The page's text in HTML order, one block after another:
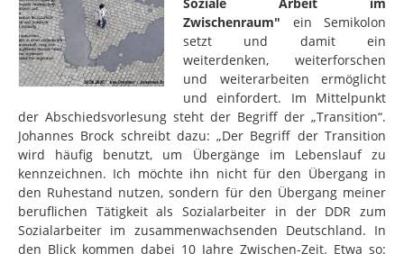
Zwischenraum" ein Semikolon
setzt und damit ein
weiterdenken, weiterforschen
und weiterarbeiten ermöglicht
und einfordert. Im Mittelpunkt
der Abschiedsvorlesung steht der Begriff der „Transition“.
Johannes Brock schreibt dazu: „Der Begriff der Transition
wird häufig benutzt, um Übergänge im Lebenslauf zu
kennzeichnen. Ich möchte ihn nicht für den Übergang in
den Ruhestand nutzen, sondern für den Übergang meiner
beruflichen Tätigkeit als Sozialarbeiter in der DDR zum
Sozialarbeiter im zusammenwachsenden Deutschland. In
den Blick kommen dabei 10 Jahre Zwischen-Zeit. Etwa so: